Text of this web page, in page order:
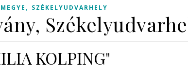
, SZÉKELYUDVARHELY
KOLPING"